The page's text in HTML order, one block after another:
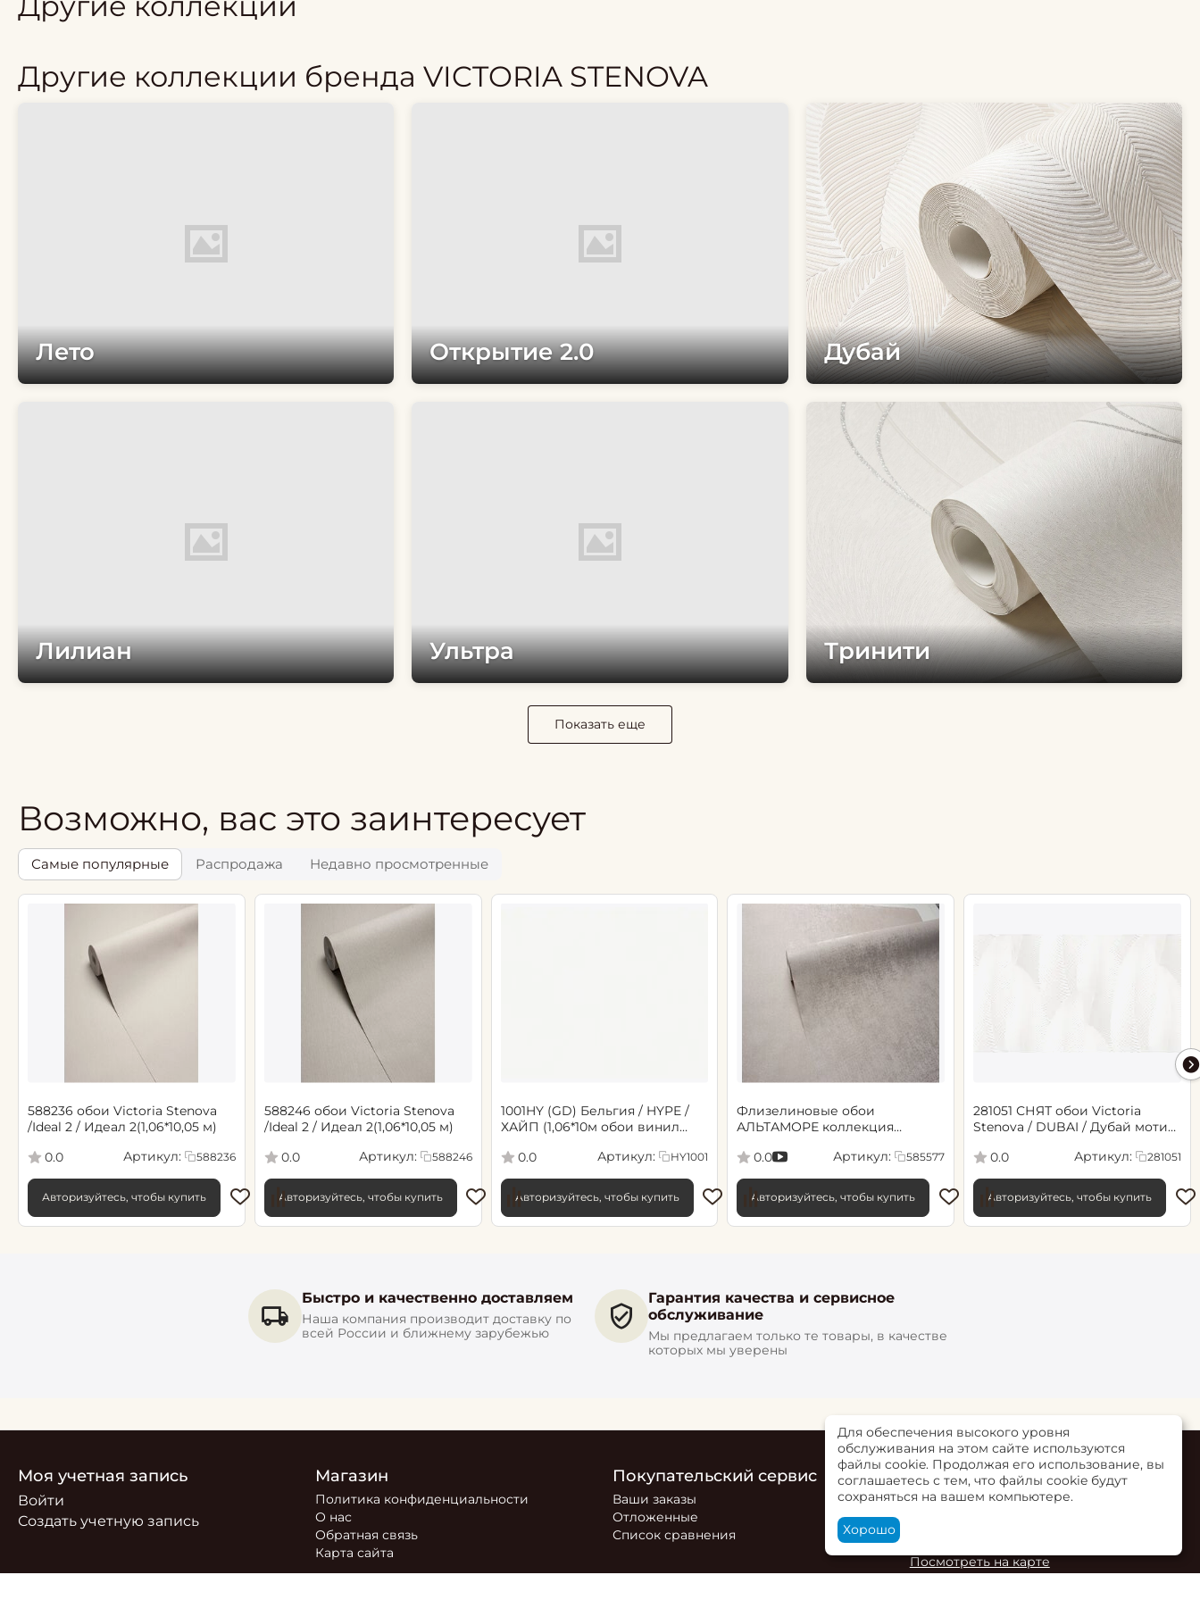
Другие коллекции бренда VICTORIA STENOVA
Лето Открытие 2.0 Дубай
Лилиан Ультра Тринити
Показать еще
Возможно, вас это заинтересует
Самые популярные Распродажа Недавно просмотренные
588236 обои Victoria Stenova
/Ideal 2 / Идеал 2(1,06*10,05 м)
0.0
Артикул: 588236
Авторизуйтесь, чтобы купить
588246 обои Victoria Stenova
/Ideal 2 / Идеал 2(1,06*10,05 м)
0.0
Артикул: 588246
Авторизуйтесь, чтобы купить
1001HY (GD) Бельгия / HYPE /
ХАЙП (1,06*10м обои винил
0.0
Артикул: HY1001
Авторизуйтесь, чтобы купить
Флизелиновые обои
АЛЬТАМОРЕ коллекция
0.0
Артикул: 585577
Авторизуйтесь, чтобы купить
281051 СНЯТ обои Victoria
Stenova / DUBAI / Дубай мотив
0.0
Артикул: 281051
Авторизуйтесь, чтобы купить
Быстро и качественно доставляем
Наша компания производит доставку по
всей России и ближнему зарубежью
Гарантия качества и сервисное
обслуживание
Мы предлагаем только те товары, в качестве
которых мы уверены
Моя учетная запись
Войти
Создать учетную запись
Магазин
Политика конфиденциальности
О нас
Обратная связь
Карта сайта
Покупательский сервис
Ваши заказы
Отложенные
Список сравнения
Контакты
г. Ольгинская, ул. Верхне-Луговая 73Б,
Посмотреть на карте
Для обеспечения высокого уровня
обслуживания на этом сайте используются
файлы cookie. Продолжая его использование, вы
соглашаетесь с тем, что файлы cookie будут
сохраняться на вашем компьютере.
Хорошо